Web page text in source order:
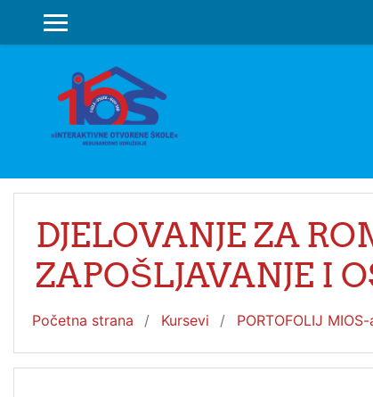
SIDE PANEL
DJELOVANJE ZA
ZAPOŠLJAVANJE I
Početna strana Kursevi PORTOFOLIJ